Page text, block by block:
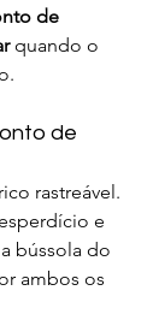
de
quando o
de
rastreável.
e
bússola do
ambos os